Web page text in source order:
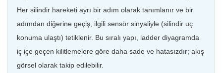
Her silindir hareketi ayrı bir adım olarak tanımlanır ve bir
adımdan diğerine geçiş, ilgili sensör sinyaliyle (silindir uç
konuma ulaştı) tetiklenir. Bu sıralı yapı, ladder diyagramda
iç içe geçen kilitlemelere göre daha sade ve hatasızdır; akış
görsel olarak takip edilebilir.